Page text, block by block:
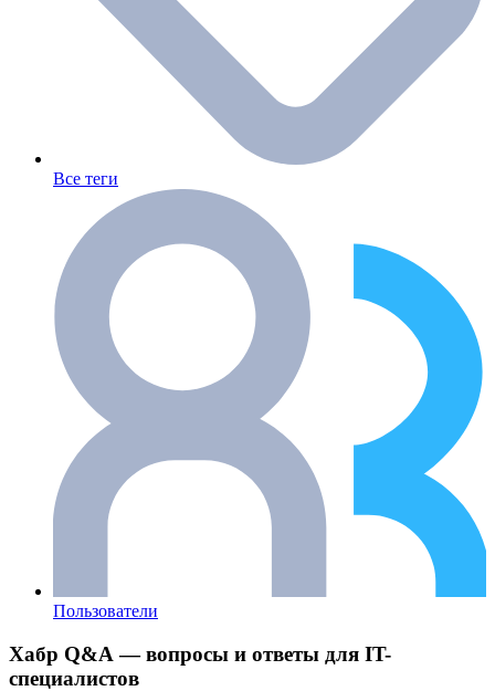
Все теги
Пользователи
Хабр Q&A — вопросы и ответы для IT-
специалистов